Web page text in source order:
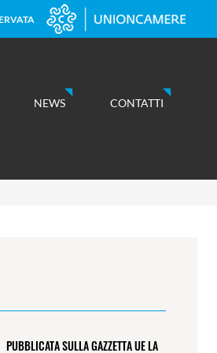
NEWS CONTATTI
PUBBLICATA SULLA GAZZETTA UE LA